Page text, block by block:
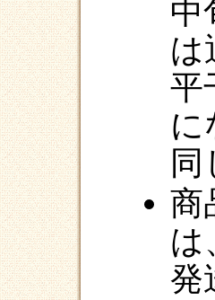
中
は
平
に
商
は
発